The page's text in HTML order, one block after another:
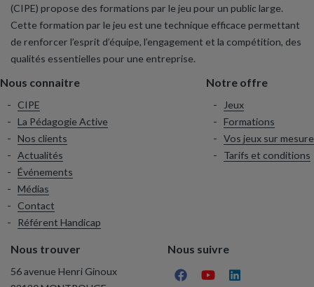
(CIPE) propose des formations par le jeu pour un public large.
Cette formation par le jeu est une technique efficace permettant
de renforcer l’esprit d’équipe, l’engagement et la compétition, des
qualités essentielles pour une entreprise.
Nous connaitre
CIPE
La Pédagogie Active
Nos clients
Actualités
Événements
Médias
Contact
Référent Handicap
Notre offre
Jeux
Formations
Vos jeux sur mesure
Tarifs et conditions
Nous trouver
56 avenue Henri Ginoux
Nous suivre